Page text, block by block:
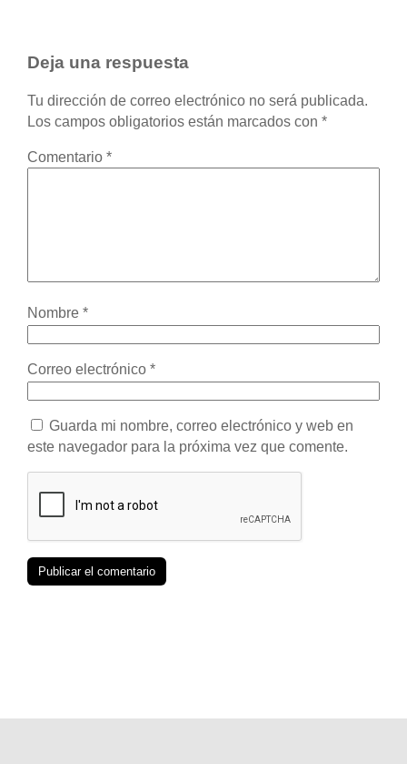
Deja una respuesta
Tu dirección de correo electrónico no será publicada.
Los campos obligatorios están marcados con *
Comentario *
Nombre *
Correo electrónico *
Guarda mi nombre, correo electrónico y web en
este navegador para la próxima vez que comente.